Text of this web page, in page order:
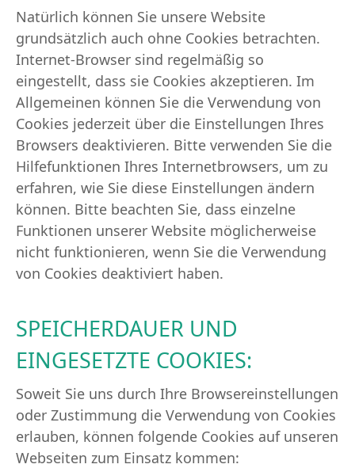
Natürlich können Sie unsere Website
grundsätzlich auch ohne Cookies betrachten.
Internet-Browser sind regelmäßig so
eingestellt, dass sie Cookies akzeptieren. Im
Allgemeinen können Sie die Verwendung von
Cookies jederzeit über die Einstellungen Ihres
Browsers deaktivieren. Bitte verwenden Sie die
Hilfefunktionen Ihres Internetbrowsers, um zu
erfahren, wie Sie diese Einstellungen ändern
können. Bitte beachten Sie, dass einzelne
Funktionen unserer Website möglicherweise
nicht funktionieren, wenn Sie die Verwendung
von Cookies deaktiviert haben.
SPEICHERDAUER UND
EINGESETZTE COOKIES:
Soweit Sie uns durch Ihre Browsereinstellungen
oder Zustimmung die Verwendung von Cookies
erlauben, können folgende Cookies auf unseren
Webseiten zum Einsatz kommen: